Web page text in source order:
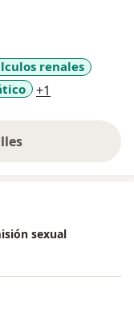
renales
+1
sexual